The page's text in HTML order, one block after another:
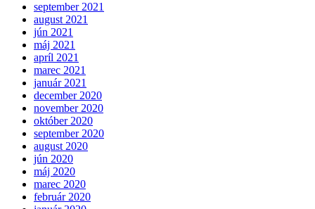
september 2021
august 2021
jún 2021
máj 2021
apríl 2021
marec 2021
január 2021
december 2020
november 2020
október 2020
september 2020
august 2020
jún 2020
máj 2020
marec 2020
február 2020